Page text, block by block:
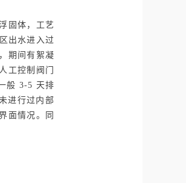
固体，工艺
出水进入过
期间有絮凝
工控制阀门
般 3-5 天排
进行过内部
面情况。同